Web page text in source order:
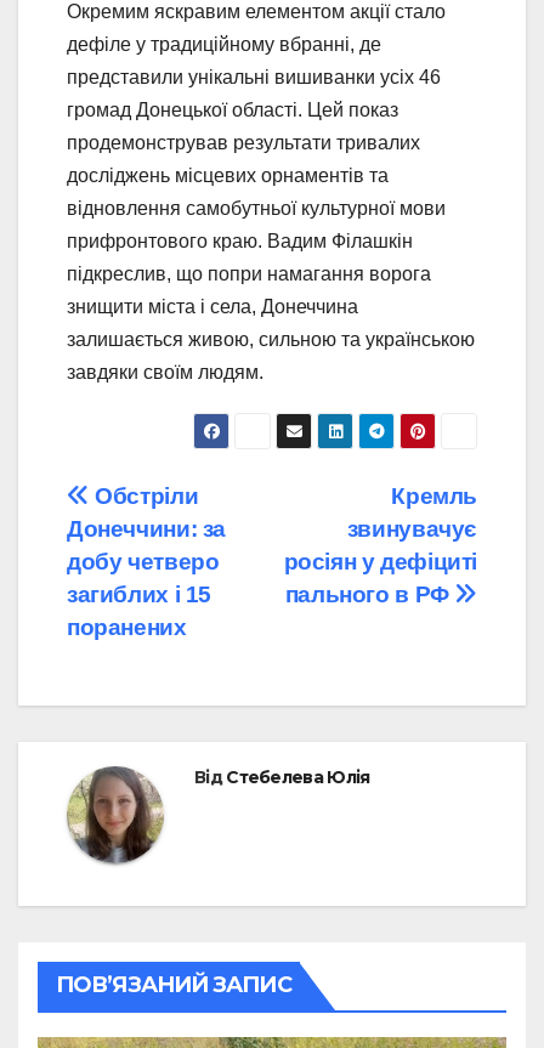
Окремим яскравим елементом акції стало
дефіле у традиційному вбранні, де
представили унікальні вишиванки усіх 46
громад Донецької області. Цей показ
продемонстрував результати тривалих
досліджень місцевих орнаментів та
відновлення самобутньої культурної мови
прифронтового краю. Вадим Філашкін
підкреслив, що попри намагання ворога
знищити міста і села, Донеччина
залишається живою, сильною та українською
завдяки своїм людям.
Навігація
записів
Кремль
звинувачує
росіян у дефіциті
пального в РФ
Обстріли
Донеччини: за
добу четверо
загиблих і 15
поранених
ВідСтебелева Юлія
ПОВ’ЯЗАНИЙ ЗАПИС